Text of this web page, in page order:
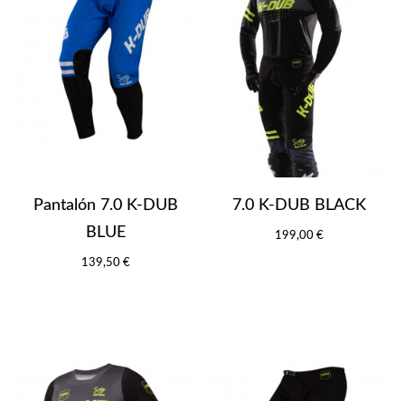
Pantalón 7.0 K-DUB
BLUE
139,50 €
7.0 K-DUB BLACK
199,00 €